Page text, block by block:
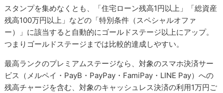
スタンプを集めなくとも、「住宅ローン残高1円以上」「総資産
残高100万円以上」などの「特別条件（スペシャルオファ
ー）」に該当すると自動的にゴールドステージ以上にアップ。
つまりゴールドステージまでは比較的達成しやすい。
最高ランクのプレミアムステージなら、対象のスマホ決済サー
ビス（メルペイ・PayB・PayPay・FamiPay・LINE Pay）への
残高チャージを含む、対象のキャッシュレス決済の利用1万円ご